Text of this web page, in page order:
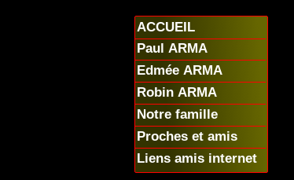
ACCUEIL
Paul ARMA
Edmée ARMA
Robin ARMA
Notre famille
Proches et amis
Liens amis internet